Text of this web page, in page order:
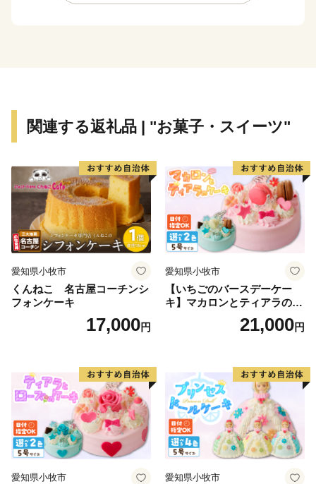
関連する返礼品 | "お菓子・スイーツ"
愛知県小牧市
くんねこ 名古屋コーチンシ
フォンケーキ
17,000円
愛知県小牧市
【いちごのバースデーケー
キ】マカロンとティアラのケ
ーキ スイーツ 日時指定可 デ
ザート 洋菓子 お取り寄せ 愛
デコレーションケーキ ホー
ルケーキ
21,000円
愛知県小牧市 愛知県小牧市